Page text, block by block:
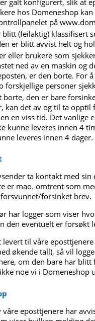
hos Domeneshop
på
blitt (feilaktig) klassifisert
er blitt avvist helt og
eller brukere som
ned av en maskin og
er den borte. For
forskjellige personer
borte, den er bare
kan det av og til ta
en viss tid. Det vanlige
kunne leveres innen 4
leveres innen 4 dager.
ta kontakt med
er mao. omtrent som
forsinket brev.
har logger som viser
den eventuelt er forsøkt
til våre
økende tall), så vil
om den bare har
noe vi i Domeneshop
våre eposttjenere har